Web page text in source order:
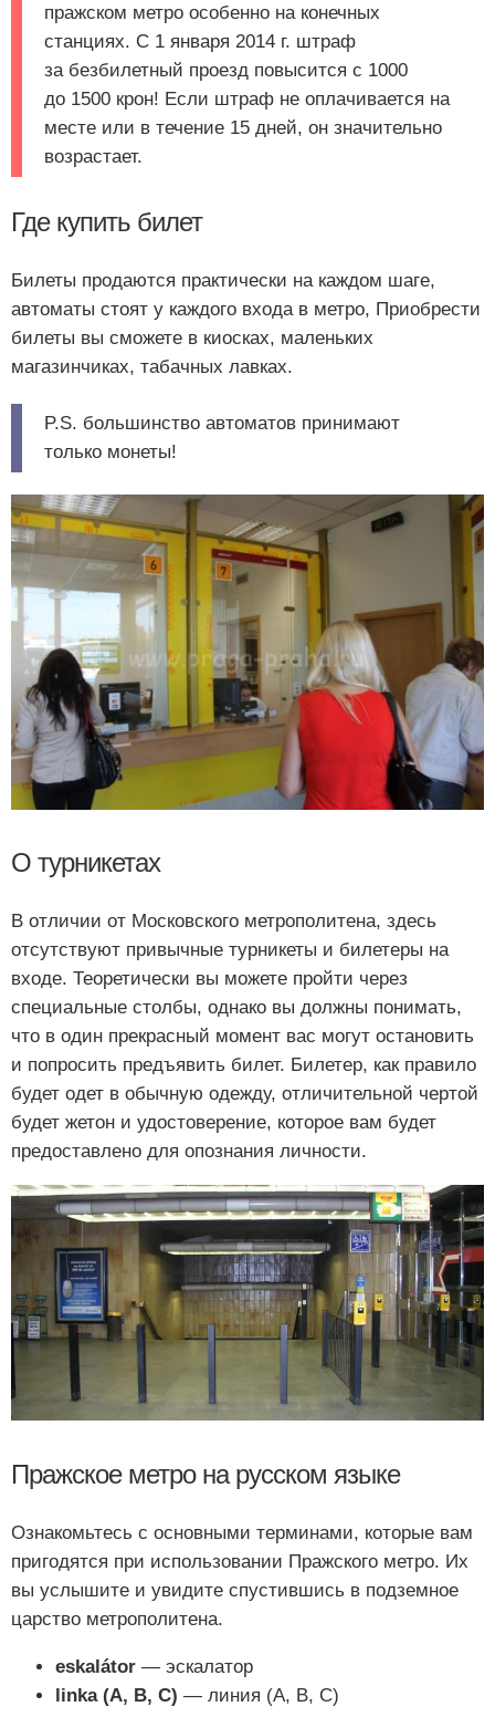
пражском метро особенно на конечных
станциях. С 1 января 2014 г. штраф
за безбилетный проезд повысится с 1000
до 1500 крон! Если штраф не оплачивается на
месте или в течение 15 дней, он значительно
возрастает.
Где купить билет
Билеты продаются практически на каждом шаге,
автоматы стоят у каждого входа в метро, Приобрести
билеты вы сможете в киосках, маленьких
магазинчиках, табачных лавках.
P.S. большинство автоматов принимают
только монеты!
О турникетах
В отличии от Московского метрополитена, здесь
отсутствуют привычные турникеты и билетеры на
входе. Теоретически вы можете пройти через
специальные столбы, однако вы должны понимать,
что в один прекрасный момент вас могут остановить
и попросить предъявить билет. Билетер, как правило
будет одет в обычную одежду, отличительной чертой
будет жетон и удостоверение, которое вам будет
предоставлено для опознания личности.
Пражское метро на русском языке
Ознакомьтесь с основными терминами, которые вам
пригодятся при использовании Пражского метро. Их
вы услышите и увидите спустившись в подземное
царство метрополитена.
eskalátor — эскалатор
linka (A, B, C) — линия (A, B, C)